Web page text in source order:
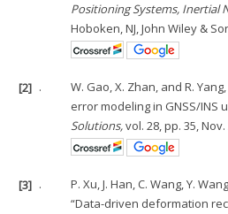
Positioning Systems, Inertial
Hoboken, NJ, John Wiley &
[2] .
W. Gao, X. Zhan, and R.
error modeling in GNSS/INS
Solutions,vol. 28, pp. 35, Nov.
[3] .
P. Xu, J. Han, C. Wang, Y.
“Data-driven deformation